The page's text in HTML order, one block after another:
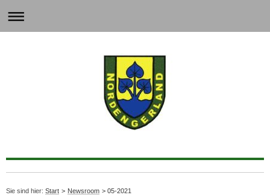
Sie sind hier: Start > Newsroom > 05-2021